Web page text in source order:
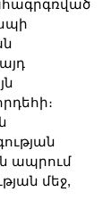
ապրում
մեջ,